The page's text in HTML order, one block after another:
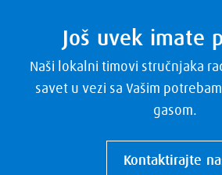
Još uvek imate
Naši lokalni timovi stručnjaka
savet u vezi sa Vašim
gasom.
Kontaktirajte